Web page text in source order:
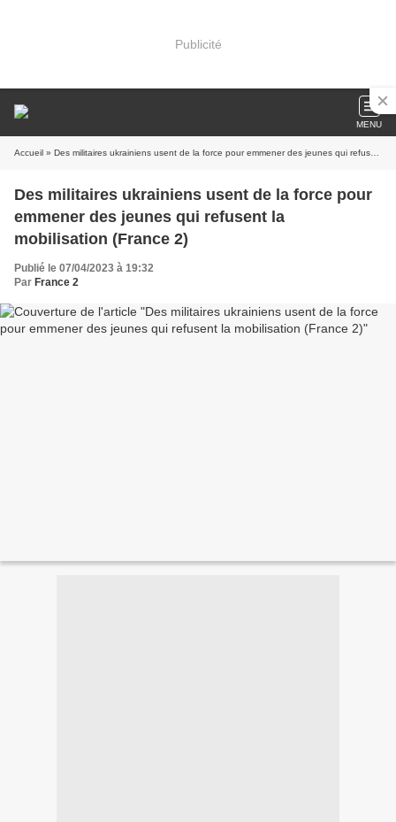
Publicité
MENU
Accueil » Des militaires ukrainiens usent de la force pour emmener des jeunes qui refusent la mobilisation (France 2)
Des militaires ukrainiens usent de la force pour
emmener des jeunes qui refusent la
mobilisation (France 2)
Publié le 07/04/2023 à 19:32
Par France 2